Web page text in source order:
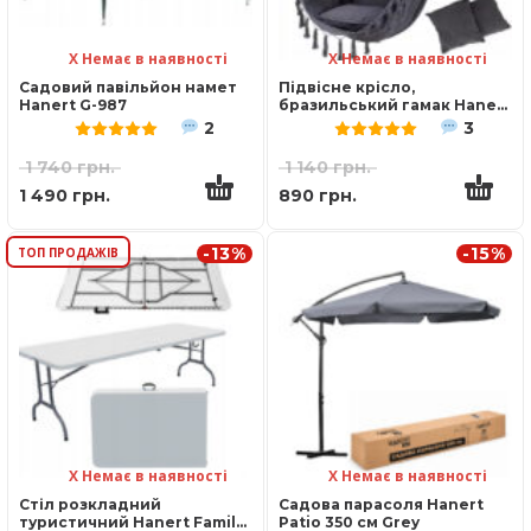
Садовий павільйон намет
Hanert G-987
Х Немає в наявності
Оцінено в
2
1 740грн.
1 490 грн.
Підвісне крісло,
бразильський гамак Hanert
BOHO Black + 2 подушки
Х Немає в наявності
Оцінено в
3
1 140грн.
890 грн.
ТОП ПРОДАЖІВ -13%
Стіл розкладний
туристичний Hanert Family
Х Немає в наявності
-15%
Садова парасоля Hanert
Patio 350 см Grey
Х Немає в наявності